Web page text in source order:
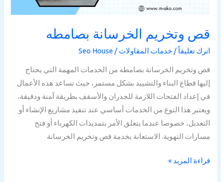
قص وتخريم الخرسانة بصامطه
اترك تعليقاً /خدمات المقاولات /
Seo House
قص وتخريم الخرسانة بصامطه من الخدمات المهمة التي يحتاج
إليها قطاع البناء والتشييد بشكل مستمر، حيث تساعد هذه الأعمال
في إعداد الفتحات اللازمة للجدران والأسقف بطريقة آمنة ودقيقة،
ويعتبر هذا النوع من الخدمات أساسي عند تنفيذ مشاريع الإنشاء أو
التعديل، خصوصا عندما يتعلق الأمر بتمديدات الكهرباء أو فتح
مسارات التهوية. الاستعانة بخدمة قص وتخريم الخرسانة
قراءة المزيد »